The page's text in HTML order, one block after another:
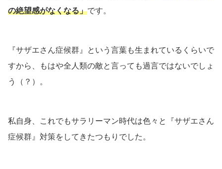
の絶望感がなくなる」です。
『サザエさん症候群』という言葉も生まれているくらいで
すから、もはや全人類の敵と言っても過言ではないでしょ
う（？）。
私自身、これでもサラリーマン時代は色々と『サザエさん
症候群』対策をしてきたつもりでした。